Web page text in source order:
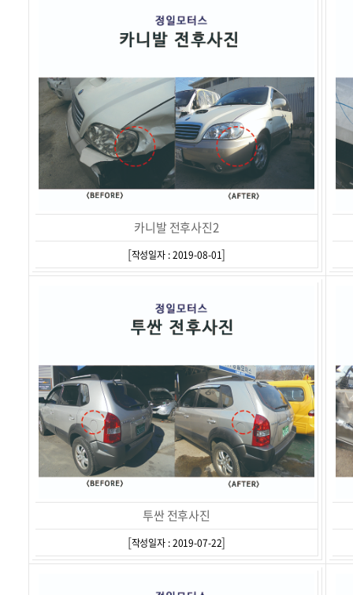
카니발 전후사진2
[작성일자 : 2019-08-01]
투싼 전후사진
[작성일자 : 2019-07-22]